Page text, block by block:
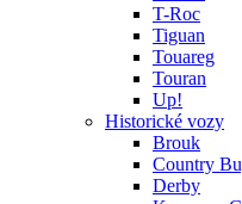
T-Roc
Tiguan
Touareg
Touran
Up!
Historické vozy
Brouk
Country
Derby